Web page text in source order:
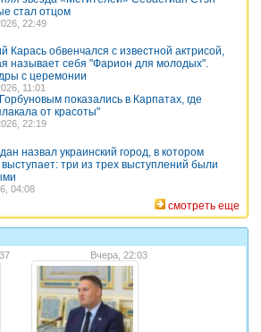
стал отцом
22:49
Карась обвенчался с известной актрисой,
называет себя "Фарион для молодых".
с церемонии
11:01
показались в Карпатах, где
от красоты"
22:19
назвал украинский город, в котором
три из трех выступлений были
04:08
смотреть еще
Вчера, 22:03